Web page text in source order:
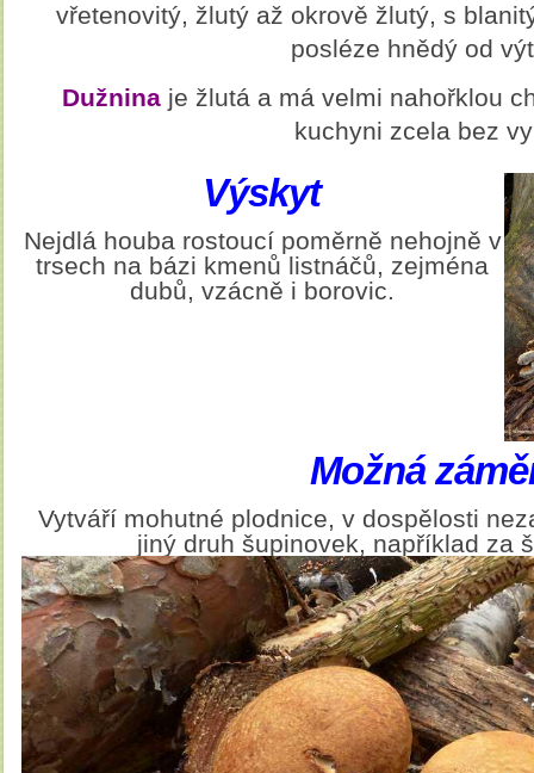
vřetenovitý, žlutý až okrově žlutý, s
posléze hnědý od
Dužnina je žlutá a má velmi nahořklou
kuchyni zcela bez
Výskyt
Nejdlá houba rostoucí poměrně nehojně v
trsech na bázi kmenů listnáčů, zejména
dubů, vzácně i borovic.
Možná
Vytváří mohutné plodnice, v dospělosti
jiný druh šupinovek, například za